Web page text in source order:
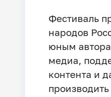
Фестиваль
народов
юным
медиа,
контента и